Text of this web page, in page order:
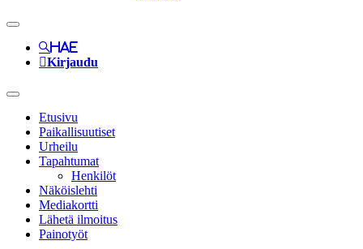
Hae
Kirjaudu
Etusivu
Paikallisuutiset
Urheilu
Tapahtumat
Henkilöt
Näköislehti
Mediakortti
Lähetä ilmoitus
Painotyöt